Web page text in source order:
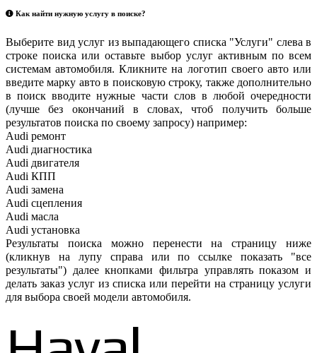
Как найти нужную услугу в поиске?
Выберите вид услуг из выпадающего списка "Услуги" слева в
строке поиска или оставьте выбор услуг активным по всем
системам автомобиля. Кликните на логотип своего авто или
введите марку авто в поисковую строку, также дополнительно
в поиск вводите нужные части слов в любой очередности
(лучше без окончаний в словах, чтоб получить больше
результатов поиска по своему запросу) например:
Audi ремонт
Audi диагностика
Audi двигателя
Audi КПП
Audi замена
Audi сцепления
Audi масла
Audi установка
Результаты поиска можно перенести на страницу ниже
(кликнув на лупу справа или по ссылке показать "все
результаты") далее кнопками фильтра управлять показом и
делать заказ услуг из списка или перейти на страницу услуги
для выбора своей модели автомобиля.